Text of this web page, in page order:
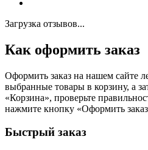
Загрузка отзывов...
Как оформить заказ
Оформить заказ на нашем сайте
выбранные товары в корзину, а
«Корзина», проверьте
нажмите кнопку «Оформить
Быстрый заказ